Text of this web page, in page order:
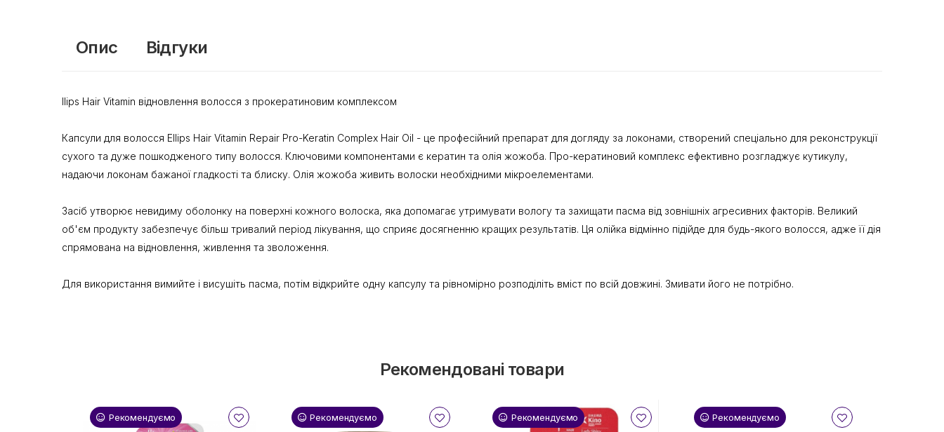
Опис Відгуки
llips Hair Vitamin відновлення волосся з прокератиновим комплексом
Капсули для волосся Ellips Hair Vitamin Repair Pro-Keratin Complex Hair Oil - це професійний препарат для догляду за локонами, створений спеціально для реконструкції
сухого та дуже пошкодженого типу волосся. Ключовими компонентами є кератин та олія жожоба. Про-кератиновий комплекс ефективно розгладжує кутикулу,
надаючи локонам бажаної гладкості та блиску. Олія жожоба живить волоски необхідними мікроелементами.
Засіб утворює невидиму оболонку на поверхні кожного волоска, яка допомагає утримувати вологу та захищати пасма від зовнішніх агресивних факторів. Великий
об'єм продукту забезпечує більш тривалий період лікування, що сприяє досягненню кращих результатів. Ця олійка відмінно підійде для будь-якого волосся, адже її дія
спрямована на відновлення, живлення та зволоження.
Для використання вимийте і висушіть пасма, потім відкрийте одну капсулу та рівномірно розподіліть вміст по всій довжині. Змивати його не потрібно.
Рекомендовані товари
Рекомендуємо Рекомендуємо Рекомендуємо Рекомендуємо